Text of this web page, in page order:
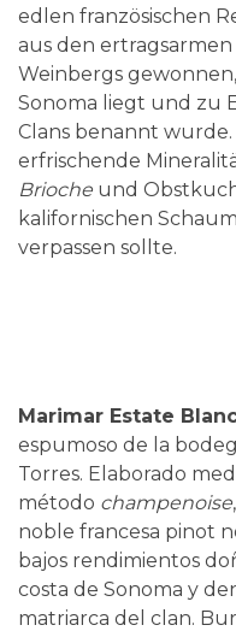
edlen französischen
aus den
Weinbergs
Sonoma liegt und zu
Clans benannt
erfrischende
Brioche und
kalifornischen
verpassen sollte.
Marimar Estate
espumoso de la
Torres. Elaborado
método champenoise
noble francesa pinot
bajos rendimientos
costa de Sonoma y
matriarca del clan.